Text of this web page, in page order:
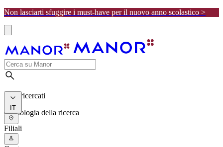
Non lasciarti sfuggire i must-have per il nuovo anno scolastico >
I più ricercati
Cronologia della ricerca
IT
Filiali